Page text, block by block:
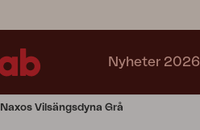
Nyheter 2026
Naxos Vilsängsdyna Grå